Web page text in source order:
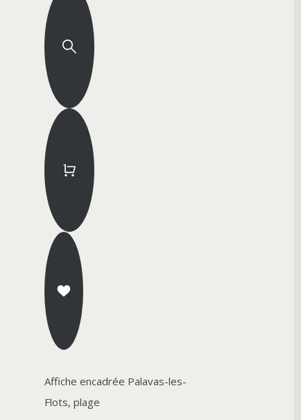
Affiche encadrée Palavas-les-
Flots, plage